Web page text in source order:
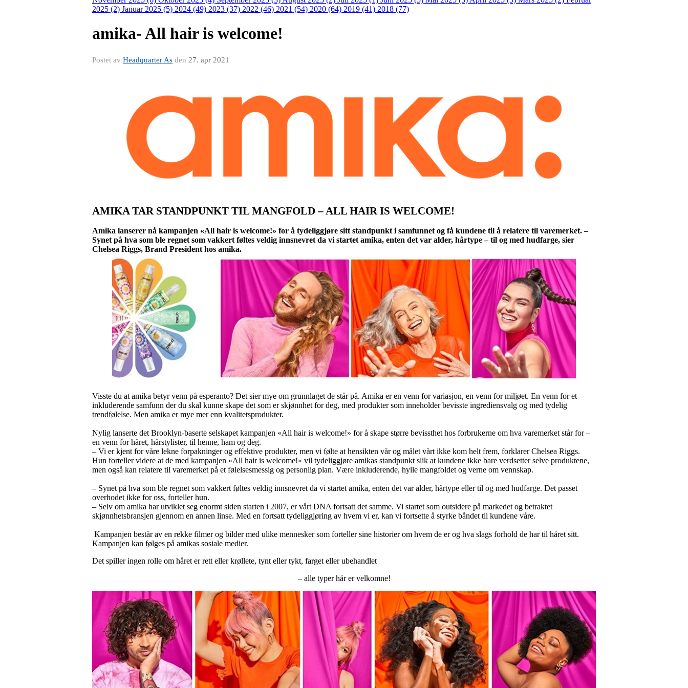
2025 (2) Januar 2025 (5) 2024 (49) 2023 (37) 2022 (46) 2021 (54) 2020 (64) 2019 (41) 2018 (77)
amika- All hair is welcome!
Postet av Headquarter As den 27. apr 2021
AMIKA TAR STANDPUNKT TIL MANGFOLD – ALL HAIR IS WELCOME!
Amika lanserer nå kampanjen «All hair is welcome!» for å tydeliggjøre sitt standpunkt i samfunnet og få kundene til å relatere til varemerket. –
Synet på hva som ble regnet som vakkert føltes veldig innsnevret da vi startet amika, enten det var alder, hårtype – til og med hudfarge, sier
Chelsea Riggs, Brand President hos amika.
Visste du at amika betyr venn på esperanto? Det sier mye om grunnlaget de står på. Amika er en venn for variasjon, en venn for miljøet. En venn for et
inkluderende samfunn der du skal kunne skape det som er skjønnhet for deg, med produkter som inneholder bevisste ingrediensvalg og med tydelig
trendfølelse. Men amika er mye mer enn kvalitetsprodukter.
Nylig lanserte det Brooklyn-baserte selskapet kampanjen «All hair is welcome!» for å skape større bevissthet hos forbrukerne om hva varemerket står for –
en venn for håret, hårstylister, til henne, ham og deg.
– Vi er kjent for våre lekne forpakninger og effektive produkter, men vi følte at hensikten vår og målet vårt ikke kom helt frem, forklarer Chelsea Riggs.
Hun forteller videre at de med kampanjen «All hair is welcome!» vil tydeliggjøre amikas standpunkt slik at kundene ikke bare verdsetter selve produktene,
men også kan relatere til varemerket på et følelsesmessig og personlig plan. Være inkluderende, hylle mangfoldet og verne om vennskap.
– Synet på hva som ble regnet som vakkert føltes veldig innsnevret da vi startet amika, enten det var alder, hårtype eller til og med hudfarge. Det passet
overhodet ikke for oss, forteller hun.
– Selv om amika har utviklet seg enormt siden starten i 2007, er vårt DNA fortsatt det samme. Vi startet som outsidere på markedet og betraktet
skjønnhetsbransjen gjennom en annen linse. Med en fortsatt tydeliggjøring av hvem vi er, kan vi fortsette å styrke båndet til kundene våre.
Kampanjen består av en rekke filmer og bilder med ulike mennesker som forteller sine historier om hvem de er og hva slags forhold de har til håret sitt.
Kampanjen kan følges på amikas sosiale medier.
Det spiller ingen rolle om håret er rett eller krøllete, tynt eller tykt, farget eller ubehandlet
– alle typer hår er velkomne!